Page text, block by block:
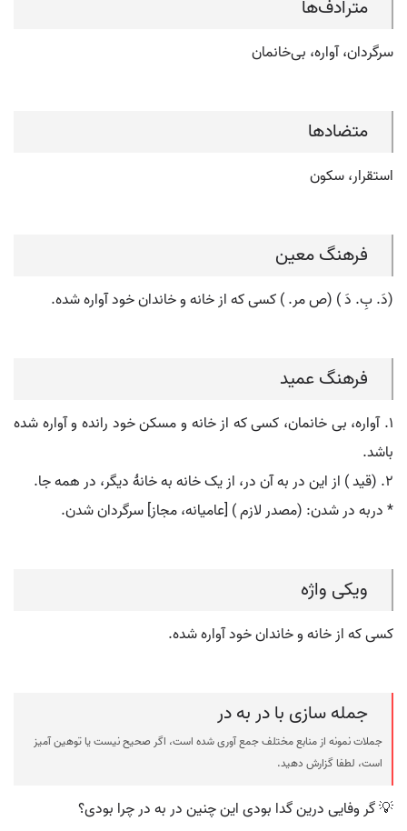
مترادف‌ها
سرگردان، آواره، بی‌خانمان
متضادها
استقرار، سکون
فرهنگ معین
(دَ. بِ. دَ ) (ص مر. ) کسی که از خانه و خاندان خود آواره شده.
فرهنگ عمید
۱. آواره، بی خانمان، کسی که از خانه و مسکن خود رانده و آواره شده
باشد.
۲. (قید ) از این در به آن در، از یک خانه به خانۀ دیگر، در همه جا.
* دربه در شدن: (مصدر لازم ) [عامیانه، مجاز] سرگردان شدن.
ویکی واژه
کسی که از خانه و خاندان خود آواره شده.
جمله سازی با در به در
جملات نمونه از منابع مختلف جمع آوری شده است، اگر صحیح نیست یا توهین آمیز
است، لطفا گزارش دهید.
💡 گر وفایی درین گدا بودی این چنین در به در چرا بودی؟